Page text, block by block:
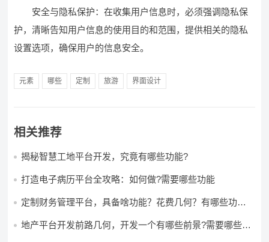
安全与隐私保护：在收集用户信息时，必须强调隐私保
护，清晰告知用户信息的使用目的和范围，提供相关的隐私
设置选项，确保用户的信息安全。
元素 哪些 定制 旅游 界面设计
相关推荐
揭秘智慧工地平台开发，究竟有哪些功能?
打造电子病历平台全攻略：如何做?需要哪些功能
定制财务管理平台，具备啥功能？花费几何？有哪些功能?
地产平台开发前路几何，开发一个有哪些前景?需要哪些费